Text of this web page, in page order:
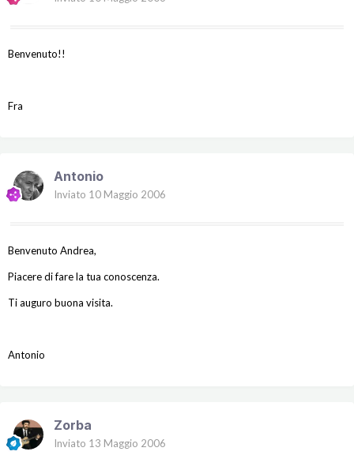
Benvenuto!!
Fra
Antonio
Inviato 10 Maggio 2006
Benvenuto Andrea,
Piacere di fare la tua conoscenza.
Ti auguro buona visita.
Antonio
Zorba
Inviato 13 Maggio 2006